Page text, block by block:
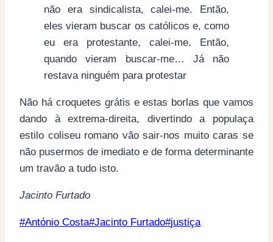
não era sindicalista, calei-me. Então,
eles vieram buscar os católicos e, como
eu era protestante, calei-me. Então,
quando vieram buscar-me… Já não
restava ninguém para protestar
Não há croquetes grátis e estas borlas que vamos
dando à extrema-direita, divertindo a populaça
estilo coliseu romano vão sair-nos muito caras se
não pusermos de imediato e de forma determinante
um travão a tudo isto.
Jacinto Furtado
Post
#António Costa#Jacinto Furtado#justiça